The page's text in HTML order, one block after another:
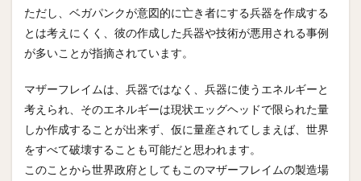
ただし、ベガパンクが意図的に亡き者にする兵器を作成する
とは考えにくく、彼の作成した兵器や技術が悪用される事例
が多いことが指摘されています。
マザーフレイムは、兵器ではなく、兵器に使うエネルギーと
考えられ、そのエネルギーは現状エッグヘッドで限られた量
しか作成することが出来ず、仮に量産されてしまえば、世界
をすべて破壊することも可能だと思われます。
このことから世界政府としてもこのマザーフレイムの製造場